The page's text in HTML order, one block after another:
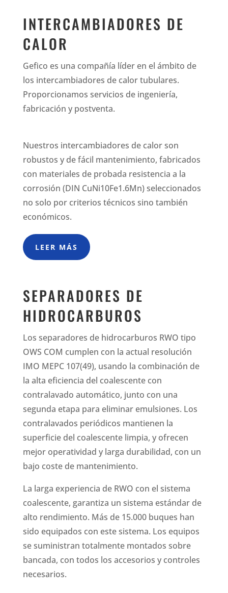
INTERCAMBIADORES DE
CALOR
Gefico es una compañía líder en el ámbito de
los intercambiadores de calor tubulares.
Proporcionamos servicios de ingeniería,
fabricación y postventa.
Nuestros intercambiadores de calor son
robustos y de fácil mantenimiento, fabricados
con materiales de probada resistencia a la
corrosión (DIN CuNi10Fe1.6Mn) seleccionados
no solo por criterios técnicos sino también
económicos.
LEER MÁS
SEPARADORES DE
HIDROCARBUROS
Los separadores de hidrocarburos RWO tipo
OWS COM cumplen con la actual resolución
IMO MEPC 107(49), usando la combinación de
la alta eficiencia del coalescente con
contralavado automático, junto con una
segunda etapa para eliminar emulsiones. Los
contralavados periódicos mantienen la
superficie del coalescente limpia, y ofrecen
mejor operatividad y larga durabilidad, con un
bajo coste de mantenimiento.
La larga experiencia de RWO con el sistema
coalescente, garantiza un sistema estándar de
alto rendimiento. Más de 15.000 buques han
sido equipados con este sistema. Los equipos
se suministran totalmente montados sobre
bancada, con todos los accesorios y controles
necesarios.